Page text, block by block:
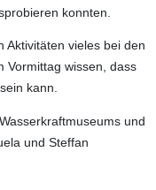
konnten.
Aktivitäten vieles bei den
Vormittag wissen, dass
kann.
und
und Steffan